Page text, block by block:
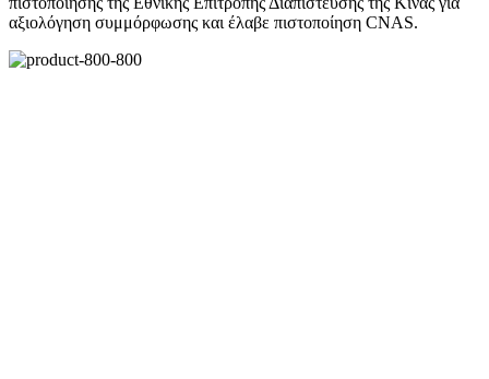
αξιολόγηση συμμόρφωσης και έλαβε πιστοποίηση CNAS.